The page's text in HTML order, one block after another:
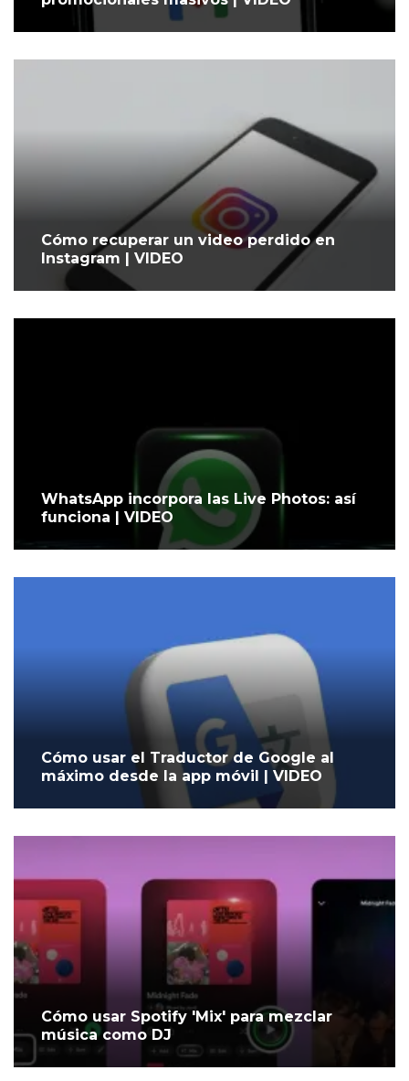
Cómo recuperar un video perdido en
Instagram | VIDEO
WhatsApp incorpora las Live Photos: así
funciona | VIDEO
Cómo usar el Traductor de Google al
máximo desde la app móvil | VIDEO
Cómo usar Spotify 'Mix' para mezclar
música como DJ